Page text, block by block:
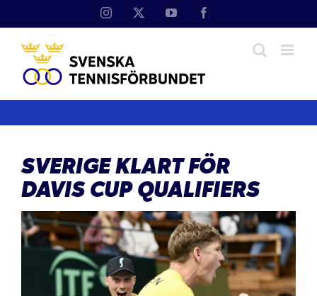
Instagram YouTube
SVERIGE KLART FÖR
DAVIS CUP QUALIFIERS